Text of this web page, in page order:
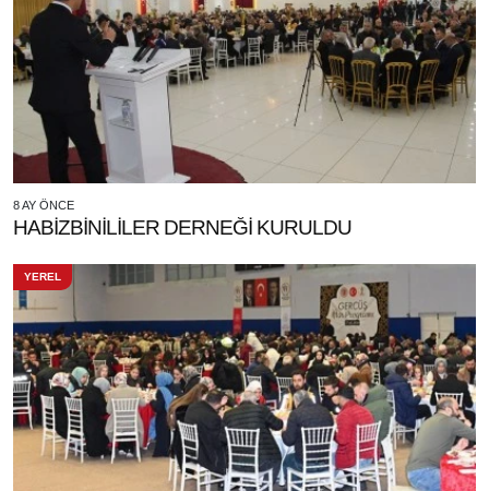
8 AY ÖNCE
HABİZBİNİLİLER DERNEĞİ KURULDU
YEREL